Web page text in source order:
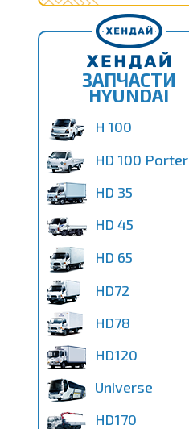
ЗАПЧАСТИ
HYUNDAI
H 100
HD 100 Porter
HD 35
HD 45
HD 65
HD72
HD78
HD120
Universe
HD170